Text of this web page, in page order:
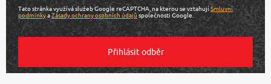
Tato stránka využívá služeb Google reCAPTCHA, na kterou se vztahujíSmluvní
podmínkyaZásady ochrany osobních údajů společnosti Google.